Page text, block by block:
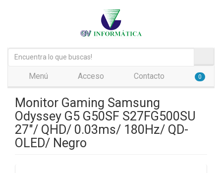
Menú Acceso Contacto 0
Monitor Gaming Samsung
Odyssey G5 G50SF S27FG500SU
27"/ QHD/ 0.03ms/ 180Hz/ QD-
OLED/ Negro